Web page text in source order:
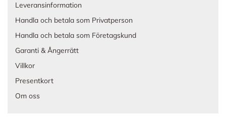
Leveransinformation
Handla och betala som Privatperson
Handla och betala som Företagskund
Garanti & Ångerrätt
Villkor
Presentkort
Om oss